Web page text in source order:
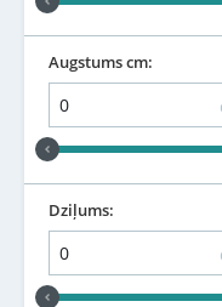
Augstums cm:
Dziļums: